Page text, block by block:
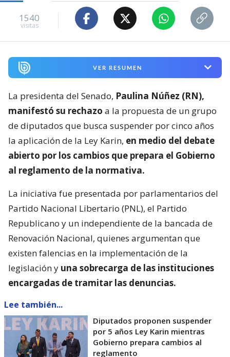
1540
visitas
VER RESUMEN
La presidenta del Senado, Paulina Núñez (RN),
manifestó su rechazo a la propuesta de un grupo
de diputados que busca suspender por cinco años
la aplicación de la Ley Karin, en medio del debate
abierto por los cambios que prepara el Gobierno
al reglamento de la normativa.
La iniciativa fue presentada por parlamentarios del
Partido Nacional Libertario (PNL), el Partido
Republicano y un independiente de la bancada de
Renovación Nacional, quienes argumentan que
existen falencias en la implementación de la
legislación y una sobrecarga de las instituciones
encargadas de tramitar las denuncias.
Lee también...
Diputados proponen suspender
por 5 años Ley Karin mientras
Gobierno prepara cambios al
reglamento